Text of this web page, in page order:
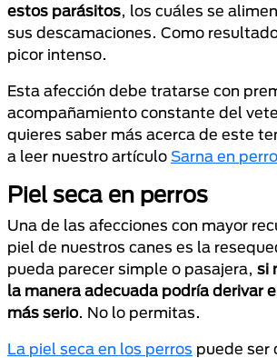
estos parásitos , los cuáles se
sus descamaciones. Como
picor intenso.
Esta afección debe tratarse con
acompañamiento constante del
quieres saber más acerca de este
a leer nuestro artículo Sarna en
Piel seca en perros
Una de las afecciones con mayor
piel de nuestros canes es la
pueda parecer simple o pasajera, si
la manera adecuada podría derivar
más serio. No lo permitas.
La piel seca en los perros puede ser